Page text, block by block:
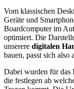
Vom klassischen
Geräte und
Boardcomputer im
optimiert. Die
unserere digitalen
bauen, passt sich also
Dabei wurden für das
die festlegen ab